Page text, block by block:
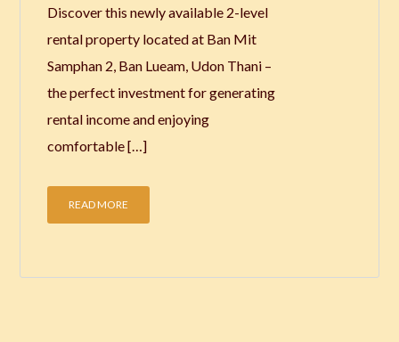
Discover this newly available 2-level
rental property located at Ban Mit
Samphan 2, Ban Lueam, Udon Thani –
the perfect investment for generating
rental income and enjoying
comfortable […]
READ MORE